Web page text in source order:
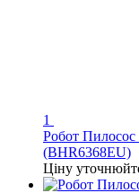
1
Робот Пилосос
(BHR6368EU)
Ціну